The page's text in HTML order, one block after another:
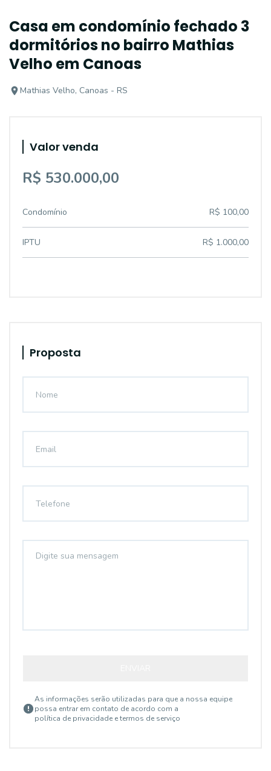
Casa em condomínio fechado 3
dormitórios no bairro Mathias
Velho em Canoas
Mathias Velho, Canoas - RS
Valor venda
R$ 530.000,00
Condomínio R$ 100,00
IPTU R$ 1.000,00
Proposta
As informações serão utilizadas para que a nossa equipe
possa entrar em contato de acordo com a
política de privacidade e termos de serviço